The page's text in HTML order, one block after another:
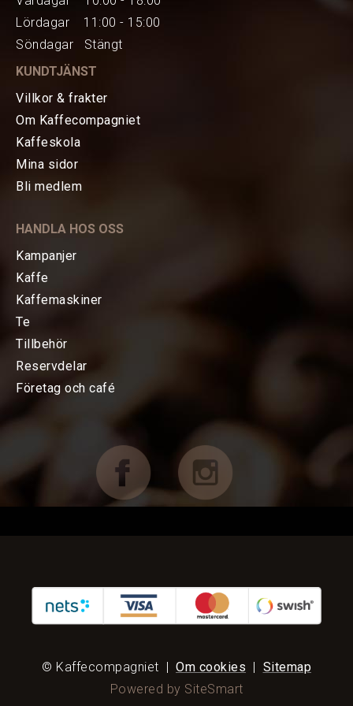
HEM
TE
KAFFEMASKINER
FÖRETAG OCH CAFÉ
Bryggutrustning
Övrigt
RESERVDELAR
Lördagar 11:00 - 15:00
Söndagar Stängt
KUNDTJÄNST
Villkor & frakter
Om Kaffecompagniet
Kaffeskola
Mina sidor
Bli medlem
HANDLA HOS OSS
Kampanjer
Kaffe
Kaffemaskiner
Te
Tillbehör
Reservdelar
Företag och café
© Kaffecompagniet | Om cookies | Sitemap
Powered by SiteSmart